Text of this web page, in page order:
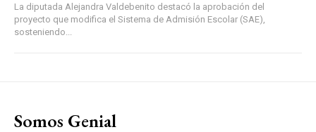
La diputada Alejandra Valdebenito destacó la aprobación del
proyecto que modifica el Sistema de Admisión Escolar (SAE),
sosteniendo...
Somos Genial